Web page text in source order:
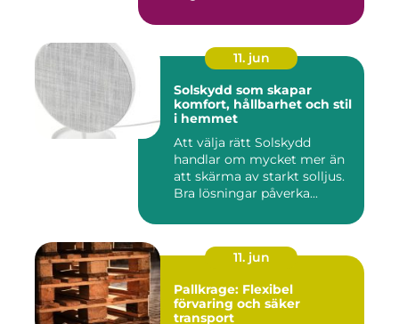
11. jun
Solskydd som skapar
komfort, hållbarhet och stil
i hemmet
Att välja rätt Solskydd
handlar om mycket mer än
att skärma av starkt solljus.
Bra lösningar påverka...
11. jun
Pallkrage: Flexibel
förvaring och säker
transport